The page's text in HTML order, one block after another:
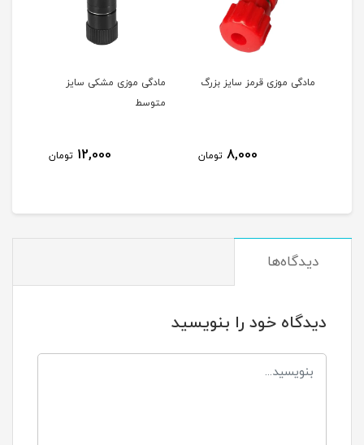
قرمز سایز بزرگ
مادگی موزی مشکی سایز
مادگی موزی قرمز سایز
دیدگاه‌ها
دیدگاه خود را بنویسید